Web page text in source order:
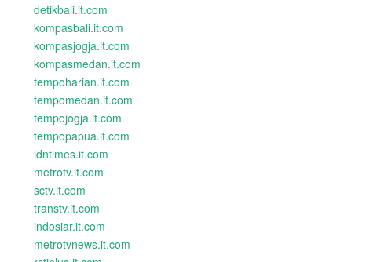
detikbali.it.com
kompasbali.it.com
kompasjogja.it.com
kompasmedan.it.com
tempoharian.it.com
tempomedan.it.com
tempojogja.it.com
tempopapua.it.com
idntimes.it.com
metrotv.it.com
sctv.it.com
transtv.it.com
indosiar.it.com
metrotvnews.it.com